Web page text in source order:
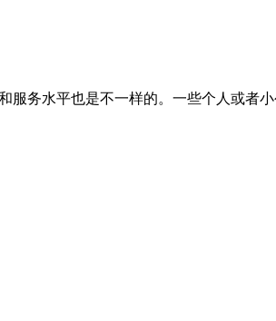
服务水平也是不一样的。一些个人或者